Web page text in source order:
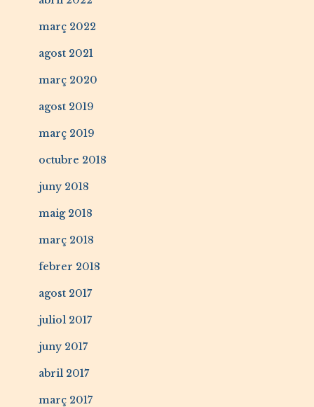
març 2022
agost 2021
març 2020
agost 2019
març 2019
octubre 2018
juny 2018
maig 2018
març 2018
febrer 2018
agost 2017
juliol 2017
juny 2017
abril 2017
març 2017